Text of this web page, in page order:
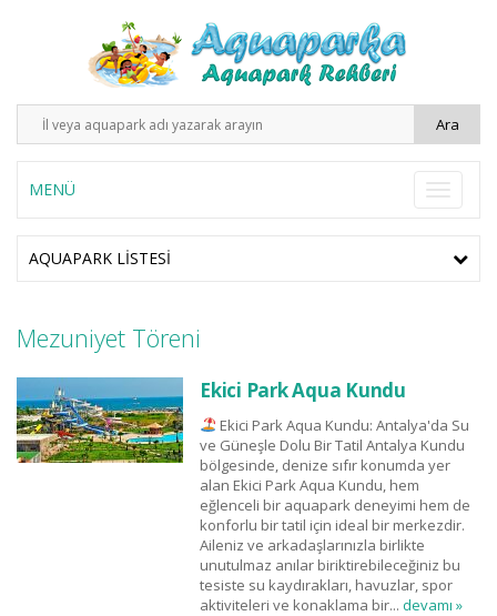
MENÜ
AQUAPARK LISTESI
Mezuniyet Töreni
Ekici Park Aqua Kundu
Ekici Park Aqua Kundu: Antalya'da Su
ve Güneşle Dolu Bir Tatil Antalya Kundu
bölgesinde, denize sıfır konumda yer
alan Ekici Park Aqua Kundu, hem
eğlenceli bir aquapark deneyimi hem de
konforlu bir tatil için ideal bir merkezdir.
Aileniz ve arkadaşlarınızla birlikte
unutulmaz anılar biriktirebileceğiniz bu
tesiste su kaydırakları, havuzlar, spor
aktiviteleri ve konaklama bir... devamı »